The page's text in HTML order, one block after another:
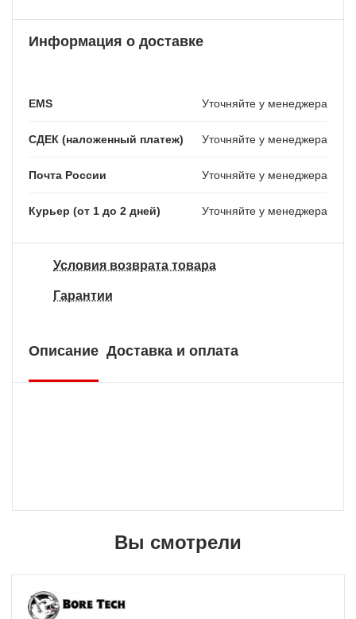
Информация о доставке
EMS Уточняйте у менеджера
СДЕК (наложенный платеж) Уточняйте у менеджера
Почта России Уточняйте у менеджера
Курьер (от 1 до 2 дней) Уточняйте у менеджера
Условия возврата товара
Гарантии
Описание Доставка и оплата
Вы смотрели